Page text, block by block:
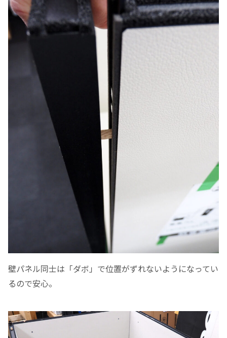
壁パネル同士は「ダボ」で位置がずれないようになってい
るので安心。